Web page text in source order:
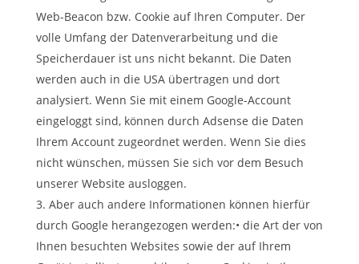
Web-Beacon bzw. Cookie auf Ihren Computer. Der
volle Umfang der Datenverarbeitung und die
Speicherdauer ist uns nicht bekannt. Die Daten
werden auch in die USA übertragen und dort
analysiert. Wenn Sie mit einem Google-Account
eingeloggt sind, können durch Adsense die Daten
Ihrem Account zugeordnet werden. Wenn Sie dies
nicht wünschen, müssen Sie sich vor dem Besuch
unserer Website ausloggen.
Aber auch andere Informationen können hierfür
durch Google herangezogen werden:• die Art der von
Ihnen besuchten Websites sowie der auf Ihrem